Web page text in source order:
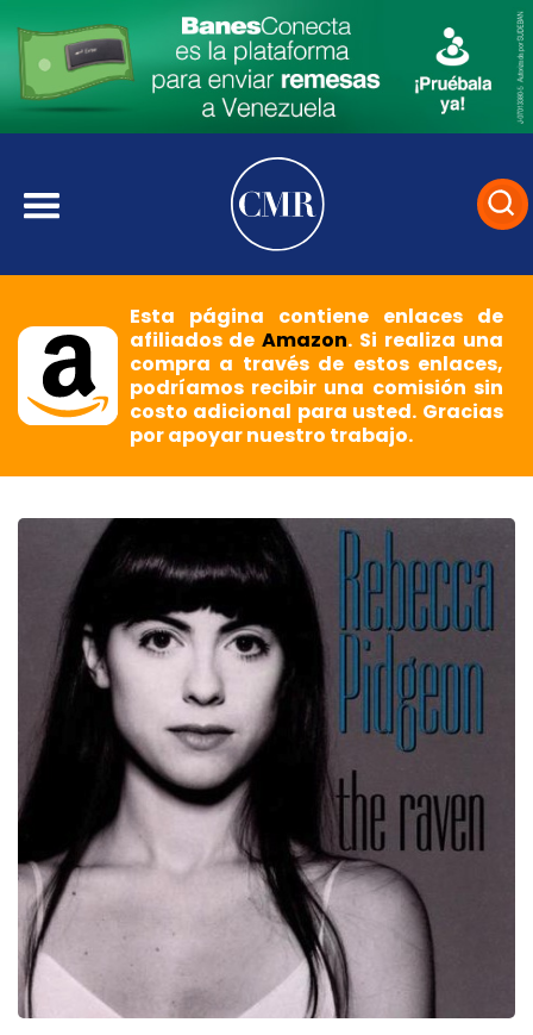
Esta página contiene enlaces de
afiliados deAmazon. Si realiza una
compra a través de estos enlaces,
podríamos recibir una comisión sin
costo adicional para usted. Gracias
por apoyar nuestro trabajo.